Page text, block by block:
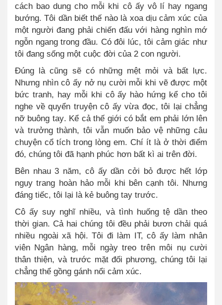
cách bao dung cho mỗi khi cô ấy vô lí hay ngang
bướng. Tôi dần biết thế nào là xoa dịu cảm xúc của
một người đang phải chiến đấu với hàng nghìn mớ
ngỗn ngang trong đầu. Có đôi lúc, tôi cảm giác như
tôi đang sống một cuộc đời của 2 con người.
Đúng là cũng sẽ có những mệt mỏi và bất lực.
Nhưng nhìn cô ấy nở nụ cười mỗi khi vẽ được một
bức tranh, hay mỗi khi cô ấy hào hứng kể cho tôi
nghe về quyển truyện cô ấy vừa đọc, tôi lại chẳng
nỡ buông tay. Kể cả thế giới có bắt em phải lớn lên
và trưởng thành, tôi vẫn muốn bảo vệ những câu
chuyện cổ tích trong lòng em. Chí ít là ở thời điểm
đó, chúng tôi đã hạnh phúc hơn bất kì ai trên đời.
Bên nhau 3 năm, cô ấy dần cởi bỏ được hết lớp
ngụy trang hoàn hảo mỗi khi bên cạnh tôi. Nhưng
đáng tiếc, tôi lại là kẻ buông tay trước.
Cô ấy suy nghĩ nhiều, và tình huống tệ dần theo
thời gian. Cả hai chúng tôi đều phải bươn chải quá
nhiều ngoài xã hội. Tôi đi làm IT, cô ấy làm nhân
viên Ngân hàng, mỗi ngày treo trên môi nụ cười
thân thiện, và trước mặt đối phương, chúng tôi lại
chẳng thể gồng gánh nổi cảm xúc.